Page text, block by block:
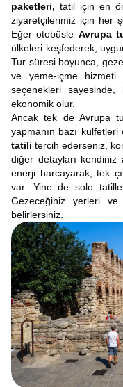
paketleri, tatil için en
ziyaretçilerimiz için her
Eğer otobüsle Avrupa
ülkeleri keşfederek,
Tur süresi boyunca,
ve yeme-içme
seçenekleri sayesinde,
ekonomik olur.
Ancak tek de Avrupa
yapmanın bazı
tatili tercih ederseniz,
diğer detayları kendiniz
enerji harcayarak, tek
var. Yine de solo
Gezeceğiniz yerleri ve
belirlersiniz.